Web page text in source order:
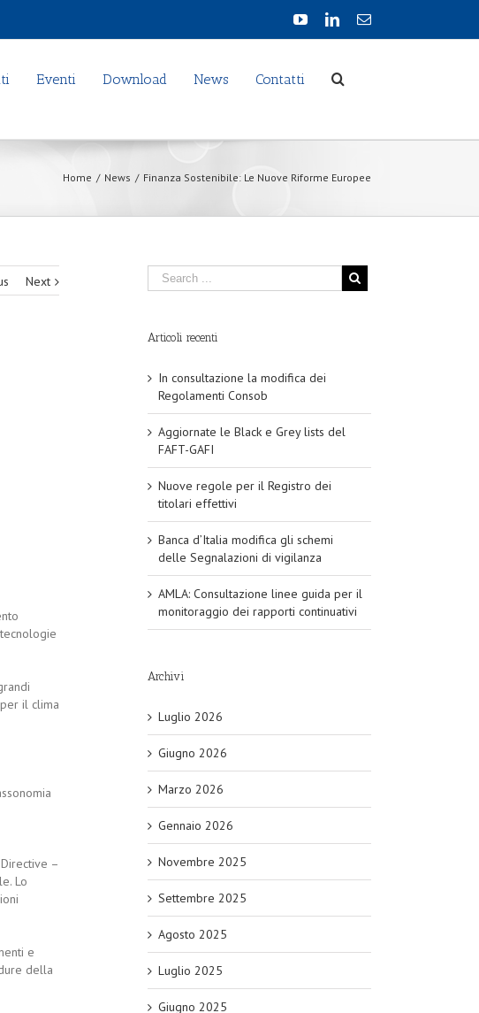
Eventi Download News Contatti
Home / News / Finanza Sostenibile: Le Nuove Riforme Europee
Next
il clima
–
Lo
e
della
Articoli recenti
In consultazione la modifica dei
Regolamenti Consob
Aggiornate le Black e Grey lists del
FAFT-GAFI
Nuove regole per il Registro dei
titolari effettivi
Banca d’Italia modifica gli schemi
delle Segnalazioni di vigilanza
AMLA: Consultazione linee guida per il
monitoraggio dei rapporti continuativi
Archivi
Luglio 2026
Giugno 2026
Marzo 2026
Gennaio 2026
Novembre 2025
Settembre 2025
Agosto 2025
Luglio 2025
Giugno 2025